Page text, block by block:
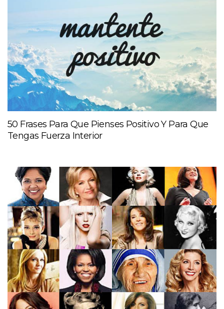
50 Frases Para Que Pienses Positivo Y Para Que
Tengas Fuerza Interior